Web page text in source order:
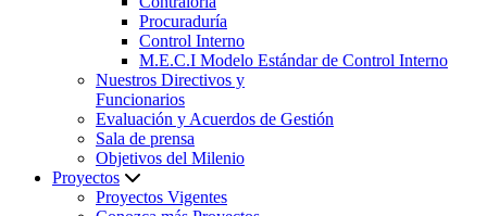
Procuraduría
Control Interno
M.E.C.I Modelo Estándar de Control Interno
Nuestros Directivos y
Funcionarios
Evaluación y Acuerdos de Gestión
Sala de prensa
Objetivos del Milenio
Proyectos
Proyectos Vigentes